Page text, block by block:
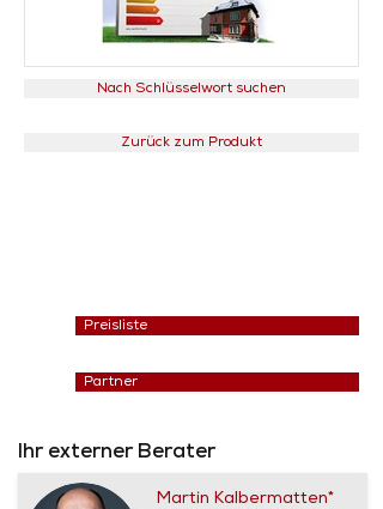
Nach Schlüsselwort suchen
Zurück zum Produkt
Preisliste
Partner
Ihr externer Berater
Martin Kalbermatten*